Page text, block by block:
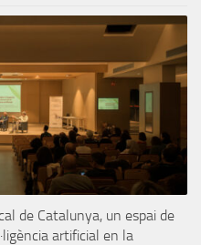
de Catalunya, un espai de
artificial en la